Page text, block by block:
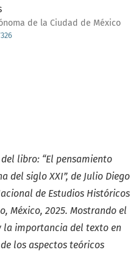
de la Ciudad de México
libro: “El pensamiento
del siglo XXI”, de Julio Diego
de Estudios Históricos
México, 2025. Mostrando el
la importancia del texto en
los aspectos teóricos